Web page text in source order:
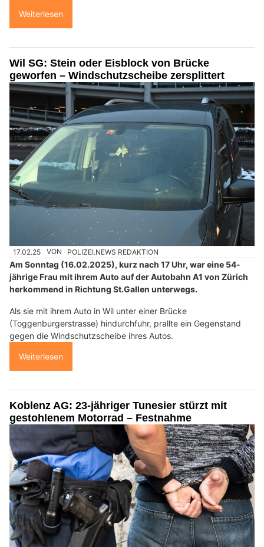
Weiterlesen
Wil SG: Stein oder Eisblock von Brücke
geworfen – Windschutzscheibe zersplittert
17.02.25 VON POLIZEI.NEWS REDAKTION
Am Sonntag (16.02.2025), kurz nach 17 Uhr, war eine 54-
jährige Frau mit ihrem Auto auf der Autobahn A1 von Zürich
herkommend in Richtung St.Gallen unterwegs.
Als sie mit ihrem Auto in Wil unter einer Brücke
(Toggenburgerstrasse) hindurchfuhr, prallte ein Gegenstand
gegen die Windschutzscheibe ihres Autos.
Weiterlesen
Koblenz AG: 23-jähriger Tunesier stürzt mit
gestohlenem Motorrad – Festnahme